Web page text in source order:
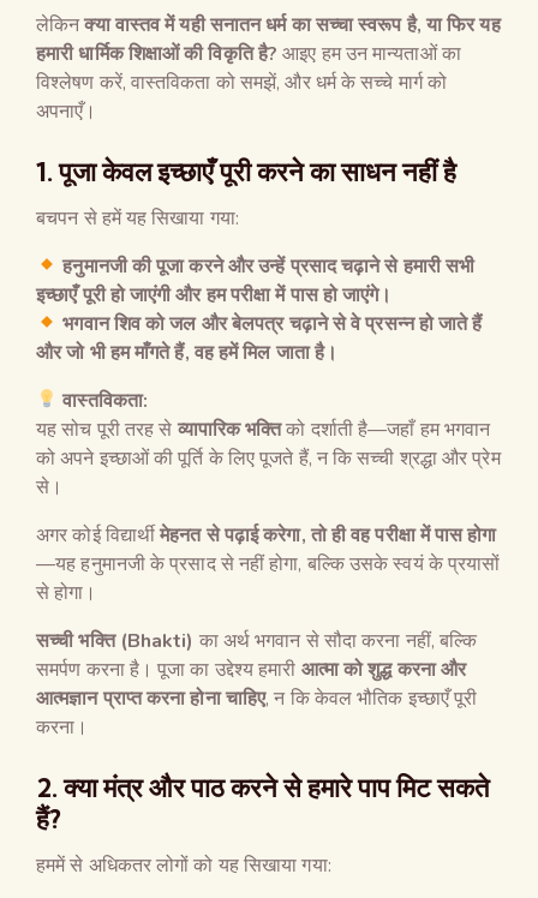
लेकिनक्या वास्तव में यही सनातन धर्म का सच्चा स्वरूप है, या फिर यह
हमारी धार्मिक शिक्षाओं की विकृति है? आइए हम उन मान्यताओं का
विश्लेषण करें, वास्तविकता को समझें, और धर्म के सच्चे मार्ग को
अपनाएँ।
1.पूजा केवल इच्छाएँ पूरी करने का साधन नहीं है
बचपन से हमें यह सिखाया गया:
हनुमानजी की पूजा करने और उन्हें प्रसाद चढ़ाने से हमारी सभी
इच्छाएँ पूरी हो जाएंगी और हम परीक्षा में पास हो जाएंगे।
भगवान शिव को जल और बेलपत्र चढ़ाने से वे प्रसन्न हो जाते हैं
और जो भी हम माँगते हैं, वह हमें मिल जाता है।
वास्तविकता:
यह सोच पूरी तरह से व्यापारिक भक्तिको दर्शाती है—जहाँ हम भगवान
को अपने इच्छाओं की पूर्ति के लिए पूजते हैं, न कि सच्ची श्रद्धा और प्रेम
से।
अगर कोई विद्यार्थीमेहनत से पढ़ाई करेगा, तो ही वह परीक्षा में पास होगा
—यह हनुमानजी के प्रसाद से नहीं होगा, बल्कि उसके स्वयं के प्रयासों
से होगा।
सच्ची भक्ति (Bhakti) का अर्थ भगवान से सौदा करना नहीं, बल्कि
समर्पण करना है। पूजा का उद्देश्य हमारी आत्मा को शुद्ध करना और
आत्मज्ञान प्राप्त करना होना चाहिए, न कि केवल भौतिक इच्छाएँ पूरी
करना।
2.क्या मंत्र और पाठ करने से हमारे पाप मिट सकते
हैं?
हममें से अधिकतर लोगों को यह सिखाया गया: